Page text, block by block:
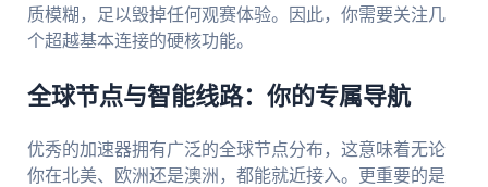
质模糊，足以毁掉任何观赛体验。因此，你需要关注几
个超越基本连接的硬核功能。
全球节点与智能线路：你的专属导航
优秀的加速器拥有广泛的全球节点分布，这意味着无论
你在北美、欧洲还是澳洲，都能就近接入。更重要的是